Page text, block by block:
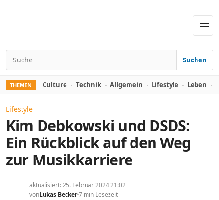
Search for:
Suchen
THEMEN Culture Technik Allgemein Lifestyle Leben
Lifestyle
Kim Debkowski und DSDS:
Ein Rückblick auf den Weg
zur Musikkarriere
aktualisiert: 25. Februar 2024 21:02
vonLukas Becker7 min Lesezeit